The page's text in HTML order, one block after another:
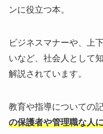
ンに役立つ本。
ビジネスマナーや、上
いなど、社会人として
解説されています。
教育や指導についての
の保護者や管理職な人